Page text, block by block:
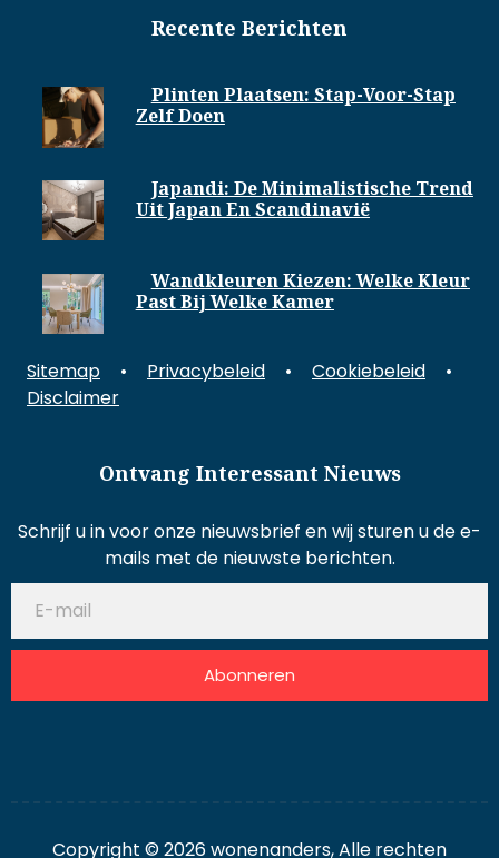
Recente Berichten
Plinten Plaatsen: Stap-Voor-Stap
Zelf Doen
Japandi: De Minimalistische Trend
Uit Japan En Scandinavië
Wandkleuren Kiezen: Welke Kleur
Past Bij Welke Kamer
Sitemap • Privacybeleid • Cookiebeleid
•
Disclaimer
Ontvang Interessant Nieuws
Schrijf u in voor onze nieuwsbrief en wij sturen u de e-
mails met de nieuwste berichten.
Abonneren
Copyright © 2026 wonenanders, Alle rechten